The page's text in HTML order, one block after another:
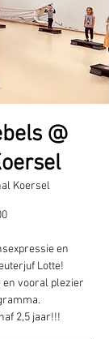
@
Koersel
en
Lotte!
en vooral plezier
2,5 jaar!!!